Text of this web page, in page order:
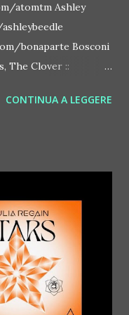
atomtm Ashley
bonaparte Bosconi
The Clover ::
Chapelier Fou ::
Dixon ::
Frivolous ::
Frost ::
Gonzales ::
Italian Laptop
Edgar ::
Jon Hopkins ::
CONTINUA A LEGGERE